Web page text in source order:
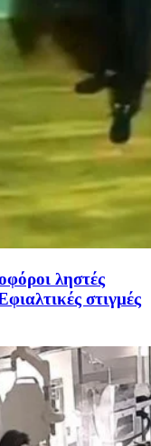
ληστές
στιγμές